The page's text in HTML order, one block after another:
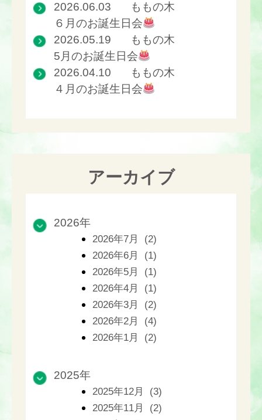
2026.06.03
ももの木
６月のお誕生日会
2026.05.19
ももの木
5月のお誕生日会
2026.04.10
ももの木
４月のお誕生日会
アーカイブ
2026年
2026年7月 (2)
2026年6月 (1)
2026年5月 (1)
2026年4月 (1)
2026年3月 (2)
2026年2月 (4)
2026年1月 (2)
2025年
2025年12月 (3)
2025年11月 (2)